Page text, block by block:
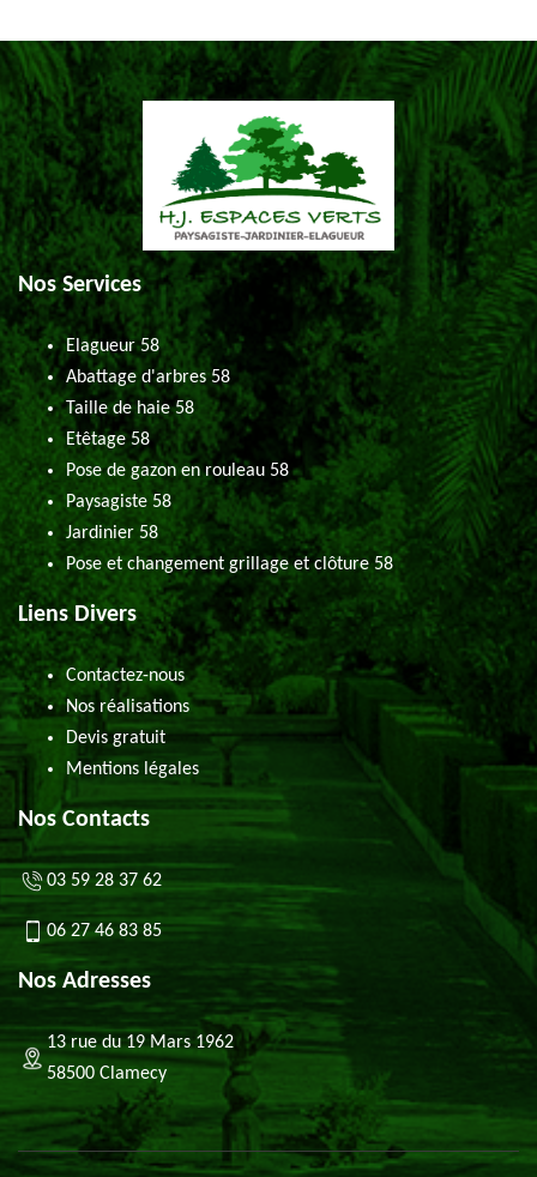
Nos Services
Elagueur 58
Abattage d'arbres 58
Taille de haie 58
Etêtage 58
Pose de gazon en rouleau 58
Paysagiste 58
Jardinier 58
Pose et changement grillage et clôture 58
Liens Divers
Contactez-nous
Nos réalisations
Devis gratuit
Mentions légales
Nos Contacts
03 59 28 37 62
06 27 46 83 85
Nos Adresses
13 rue du 19 Mars 1962
58500 Clamecy